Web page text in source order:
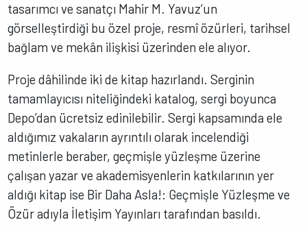
tasarımcı ve sanatçı Mahir M. Yavuz’un
görselleştirdiği bu özel proje, resmî özürleri, tarihsel
bağlam ve mekân ilişkisi üzerinden ele alıyor.
Proje dâhilinde iki de kitap hazırlandı. Serginin
tamamlayıcısı niteliğindeki katalog, sergi boyunca
Depo’dan ücretsiz edinilebilir. Sergi kapsamında ele
aldığımız vakaların ayrıntılı olarak incelendiği
metinlerle beraber, geçmişle yüzleşme üzerine
çalışan yazar ve akademisyenlerin katkılarının yer
aldığı kitap ise Bir Daha Asla!: Geçmişle Yüzleşme ve
Özür adıyla İletişim Yayınları tarafından basıldı.